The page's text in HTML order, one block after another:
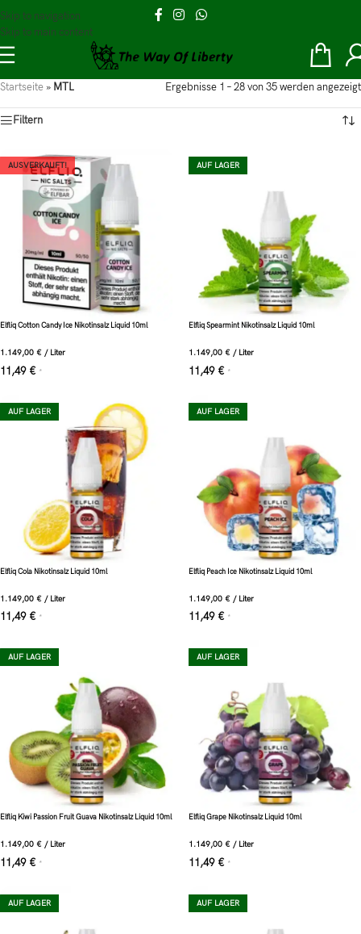
Skip to navigation
Skip to main content
Startseite » MTL Ergebnisse 1 – 28 von 35 werden angezeigt
Filtern
AUSVERKAUFT!
Elfliq Cotton Candy Ice Nikotinsalz Liquid 10ml
1.149,00 € / Liter
11,49 € *
AUF LAGER
Elfliq Spearmint Nikotinsalz Liquid 10ml
1.149,00 € / Liter
11,49 € *
AUF LAGER
Elfliq Cola Nikotinsalz Liquid 10ml
1.149,00 € / Liter
11,49 € *
AUF LAGER
Elfliq Peach Ice Nikotinsalz Liquid 10ml
1.149,00 € / Liter
11,49 € *
AUF LAGER
Elfliq Kiwi Passion Fruit Guava Nikotinsalz Liquid 10ml
1.149,00 € / Liter
11,49 € *
AUF LAGER
Elfliq Grape Nikotinsalz Liquid 10ml
1.149,00 € / Liter
11,49 € *
AUF LAGER AUF LAGER